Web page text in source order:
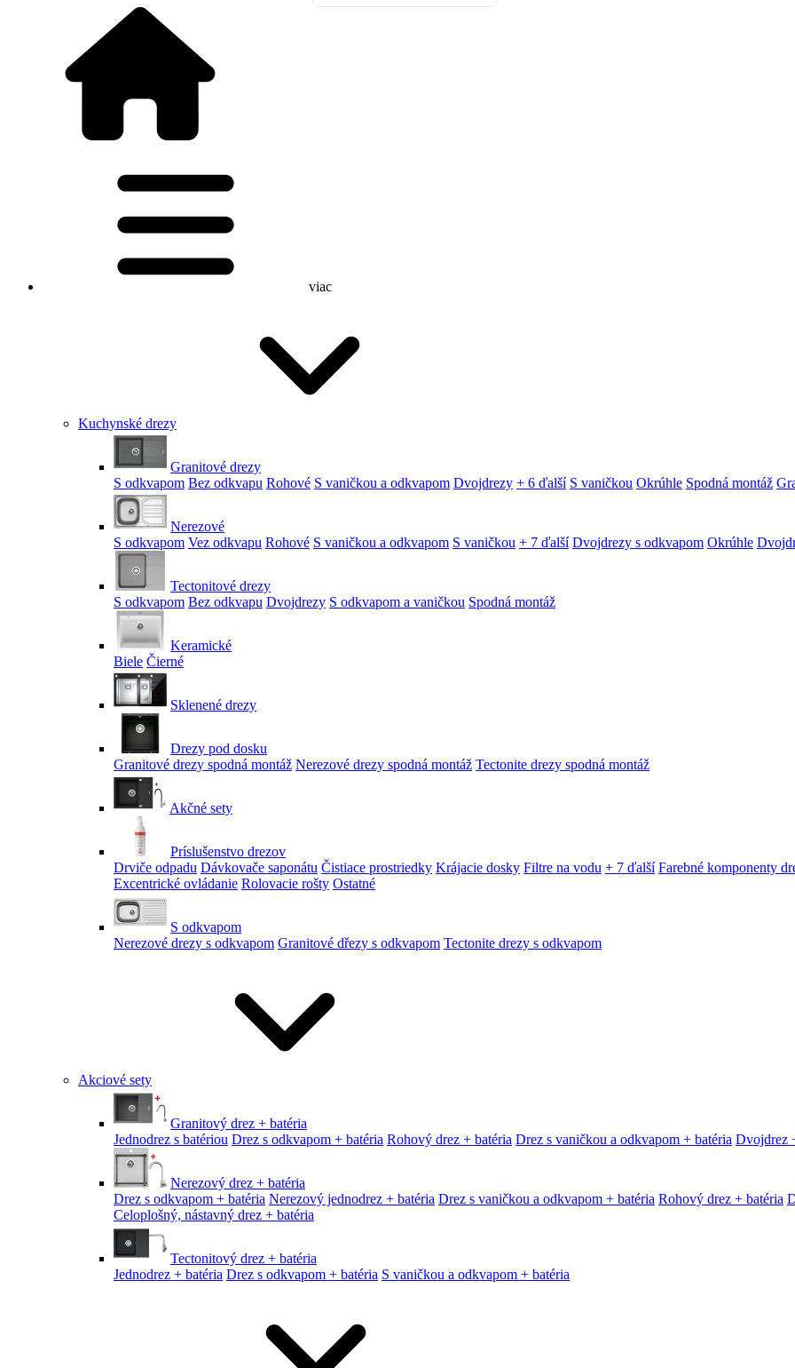
viac
Kuchynské drezy
Granitové drezy
S odkvapom Bez odkvapu Rohové S vaničkou a odkvapom Dvojdrezy + 6 ďalší S vaničkou Okrúhle Spodná montáž
Nerezové
S odkvapom Vez odkvapu Rohové S vaničkou a odkvapom S vaničkou + 7 ďalší Dvojdrezy s odkvapom Okrúhle
Tectonitové drezy
S odkvapom Bez odkvapu Dvojdrezy S odkvapom a vaničkou Spodná montáž
Keramické
Biele Čierné
Sklenené drezy
Drezy pod dosku
Granitové drezy spodná montáž Nerezové drezy spodná montáž Tectonite drezy spodná montáž
Akčné sety
Príslušenstvo drezov
Drviče odpadu Dávkovače saponátu Čistiace prostriedky Krájacie dosky Filtre na vodu + 7 ďalší Farebné komponenty
Excentrické ovládanie Rolovacie rošty Ostatné
S odkvapom
Nerezové drezy s odkvapom Granitové dřezy s odkvapom Tectonite drezy s odkvapom
Akciové sety
Granitový drez + batéria
Jednodrez s batériou Drez s odkvapom + batéria Rohový drez + batéria Drez s vaničkou a odkvapom + batéria Dvojdrez
Nerezový drez + batéria
Drez s odkvapom + batéria Nerezový jednodrez + batéria Drez s vaničkou a odkvapom + batéria Rohový drez + batéria
Celoplošný, nástavný drez + batéria
Tectonitový drez + batéria
Jednodrez + batéria Drez s odkvapom + batéria S vaničkou a odkvapom + batéria